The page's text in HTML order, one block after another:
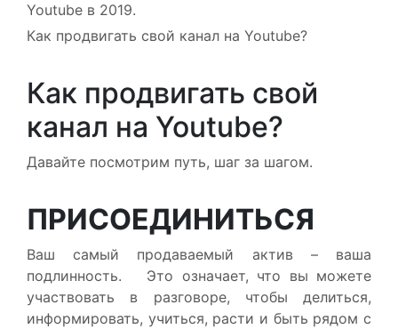
Youtube в 2019.
Как продвигать свой канал на Youtube?
Как продвигать свой
канал на Youtube?
Давайте посмотрим путь, шаг за шагом.
ПРИСОЕДИНИТЬСЯ
Ваш самый продаваемый актив – ваша
подлинность. Это означает, что вы можете
участвовать в разговоре, чтобы делиться,
информировать, учиться, расти и быть рядом с